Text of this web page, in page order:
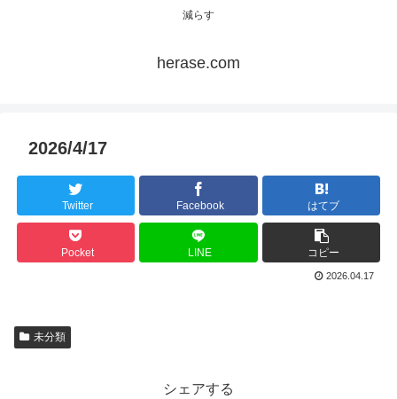
減らす
herase.com
2026/4/17
Twitter Facebook はてブ
Pocket LINE コピー
2026.04.17
未分類
シェアする